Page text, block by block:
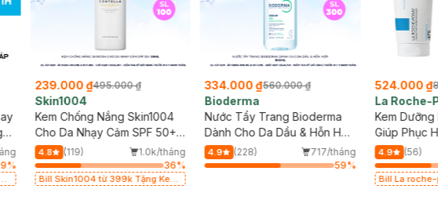
%
239.000 ₫495.000 ₫
Skin1004
Kem Chống Nắng Skin1004
Cho Da Nhạy Cảm SPF 50+
50ml
4.8 (119)
1.0k/tháng
36%
Bill Skin1004 từ 399k Tặng Kem
334.000 ₫560.000 ₫
Bioderma
Nước Tẩy Trang Bioderma
Dành Cho Da Dầu & Hỗn Hợp
500ml
4.9 (228)
717/tháng
59%
524.000 ₫
La Roche-
Kem
Giúp Phục
Dụng 100ml
4.9 (56)
Bill La roche-